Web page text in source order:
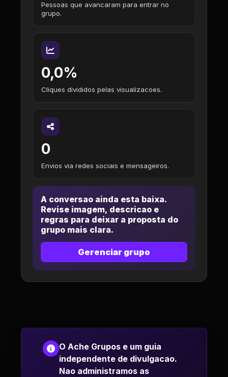
Pessoas que avancaram para entrar no
grupo.
0,0%
Cliques divididos pelas visualizacoes.
0
Envios via redes sociais e mensageiros.
A conversao ainda esta baixa.
Revise imagem, descricao e
regras para deixar a proposta do
grupo mais clara.
Gerenciar grupo
O Ache Grupos e um guia
independente de divulgacao.
Nao administramos as